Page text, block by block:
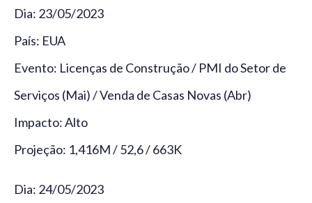
Dia: 23/05/2023
País: EUA
Evento: Licenças de Construção / PMI do Setor de
Serviços (Mai) / Venda de Casas Novas (Abr)
Impacto: Alto
Projeção: 1,416M / 52,6 / 663K
Dia: 24/05/2023